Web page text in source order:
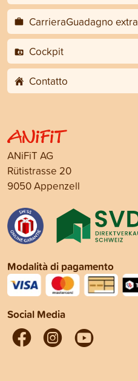
CarrieraGuadagno extra
Cockpit
Contatto
ANiFiT AG
Rütistrasse 20
9050 Appenzell
Modalità di pagamento
Social Media